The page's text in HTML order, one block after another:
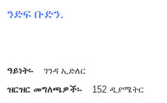
ንድፍ ቡድን.
ዓይነት፡-
ገንዳ ኢድለር
ዝርዝር መግለጫዎች፡-
152 ዲያሜትር